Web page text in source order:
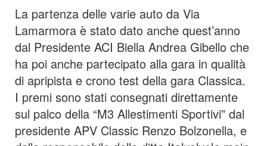
La partenza delle varie auto da Via
Lamarmora è stato dato anche quest’anno
dal Presidente ACI Biella Andrea Gibello che
ha poi anche partecipato alla gara in qualità
di apripista e crono test della gara Classica.
I premi sono stati consegnati direttamente
sul palco della “M3 Allestimenti Sportivi” dal
presidente APV Classic Renzo Bolzonella, e